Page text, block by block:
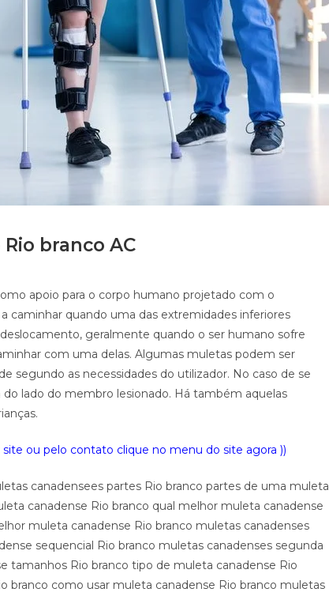
branco AC
apoio para o corpo humano projetado com o
caminhar quando uma das extremidades inferiores
geralmente quando o ser humano sofre
com uma delas. Algumas muletas podem ser
segundo as necessidades do utilizador. No caso de se
do lado do membro lesionado. Há também aquelas
ou pelo contato clique no menu do site agora ))
canadensees partes Rio branco partes de uma muleta
canadense Rio branco qual melhor muleta canadense
muleta canadense Rio branco muletas canadenses
sequencial Rio branco muletas canadenses segunda
tamanhos Rio branco tipo de muleta canadense Rio
branco como usar muleta canadense Rio branco muletas